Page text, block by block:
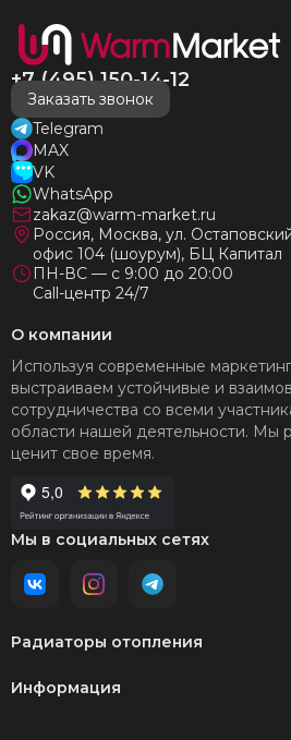
+7 (495) 150-14-12
Заказать звонок
Telegram
MAX
VK
WhatsApp
zakaz@warm-market.ru
Россия, Москва, ул.
офис 104 (шоурум), БЦ Капитал
ПН-ВС — с 9:00 до 20:00
Call-центр 24/7
Радиаторы отопления
Информация
О компании
Используя современные
выстраиваем устойчивые и
сотрудничества со всеми
области нашей деятельности. Мы
ценит свое время.
Мы в социальных сетях